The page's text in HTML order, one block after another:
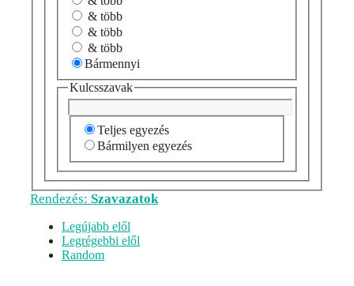
& több
& több
& több
Bármennyi
Kulcsszavak
Teljes egyezés
Bármilyen egyezés
Rendezés: Szavazatok
Legújabb elől
Legrégebbi elől
Random